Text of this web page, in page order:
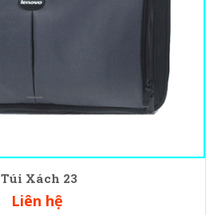
Túi Xách 23
Liên hệ